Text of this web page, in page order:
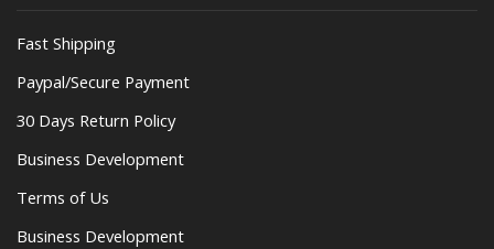
Fast Shipping
Paypal/Secure Payment
30 Days Return Policy
Business Development
Terms of Us
Business Development